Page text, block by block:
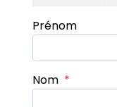
Prénom
Nom *